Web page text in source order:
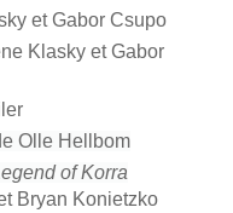
et Gabor Csupo
Klasky et Gabor
Olle Hellbom
of Korra
Bryan Konietzko